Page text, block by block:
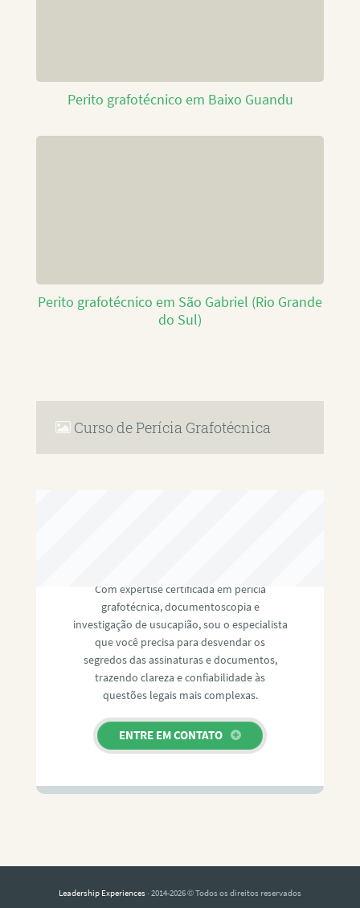
Perito grafotécnico em Baixo Guandu
Perito grafotécnico em São Gabriel (Rio Grande
do Sul)
Curso de Perícia Grafotécnica
Com expertise certificada em perícia
grafotécnica, documentoscopia e
investigação de usucapião, sou o especialista
que você precisa para desvendar os
segredos das assinaturas e documentos,
trazendo clareza e confiabilidade às
questões legais mais complexas.
ENTRE EM CONTATO
Leadership Experiences · 2014-2026 © Todos os direitos reservados